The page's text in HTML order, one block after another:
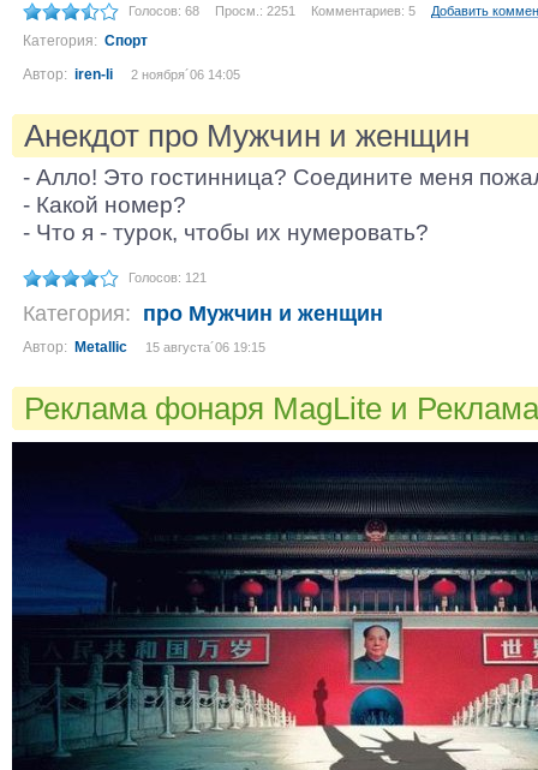
Голосов: 68 Просм.: 2251 Комментариев: 5 Добавить
Категория: Спорт
Автор: iren-li 2 ноября´06 14:05
Анекдот про Мужчин и женщин
- Алло! Это гостинница? Соедините меня
- Какой номер?
- Что я - турок, чтобы их нумеровать?
Голосов: 121
Категория: про Мужчин и женщин
Автор: Metallic 15 августа´06 19:15
Реклама фонаря MagLite и